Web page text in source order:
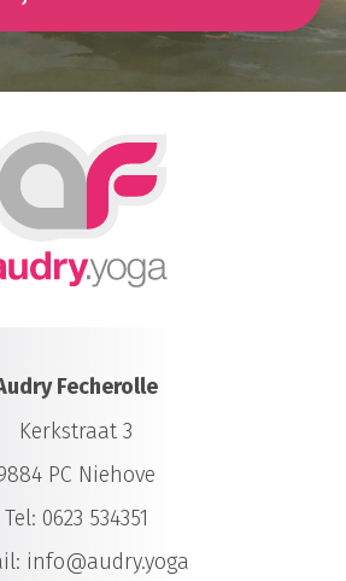
Fecherolle
Kerkstraat 3
PC Niehove
Tel: 0623 534351
info@audry.yoga